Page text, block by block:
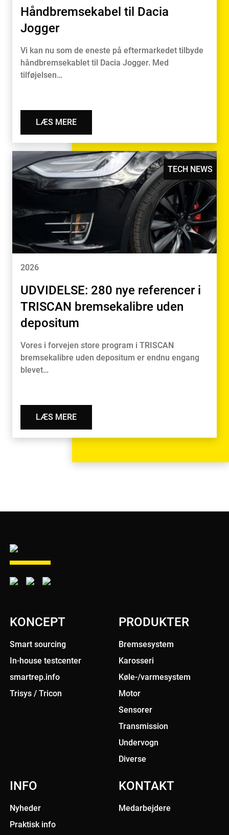
Håndbremsekabel til Dacia
Jogger
Vi kan nu som de eneste på eftermarkedet tilbyde
håndbremsekablet til Dacia Jogger. Med
tilføjelsen…
LÆS MERE
TECH NEWS
2026
UDVIDELSE: 280 nye referencer i
TRISCAN bremsekalibre uden
depositum
Vores i forvejen store program i TRISCAN
bremsekalibre uden depositum er endnu engang
blevet…
LÆS MERE
KONCEPT
Smart sourcing
In-house testcenter
smartrep.info
Trisys / Tricon
PRODUKTER
Bremsesystem
Karosseri
Køle-/varmesystem
Motor
Sensorer
Transmission
Undervogn
Diverse
INFO
Nyheder
Praktisk info
KONTAKT
Medarbejdere